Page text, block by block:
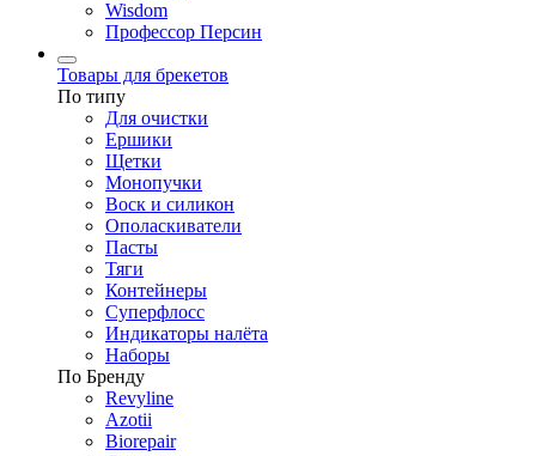
Wisdom
Профессор Персин
Товары для брекетов
По типу
Для очистки
Ершики
Щетки
Монопучки
Воск и силикон
Ополаскиватели
Пасты
Тяги
Контейнеры
Суперфлосс
Индикаторы налёта
Наборы
По Бренду
Revyline
Azotii
Biorepair